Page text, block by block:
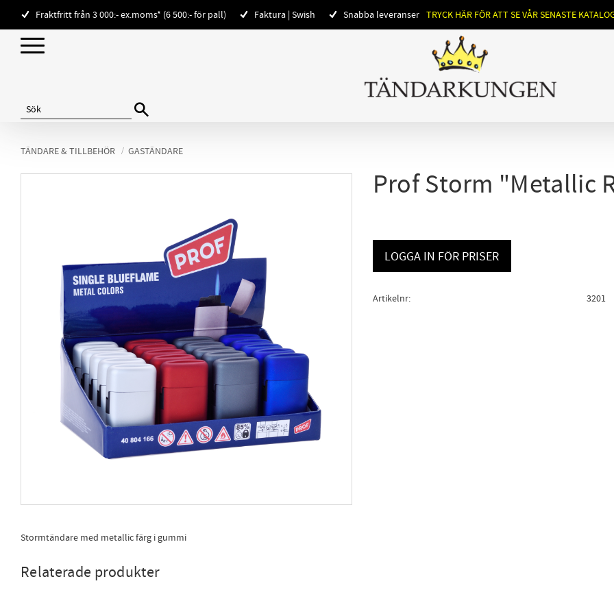
Fraktfritt från 3 000:- ex.moms* (6 500:- för pall) Faktura | Swish Snabba leveranser TRYCK HÄR FÖR ATT SE VÅR SENASTE
TÄNDARE & TILLBEHÖR GASTÄNDARE
Prof Storm "Metallic
LOGGA IN FÖR PRISER
Artikelnr 3201
Stormtändare med metallic färg i gummi
Relaterade produkter